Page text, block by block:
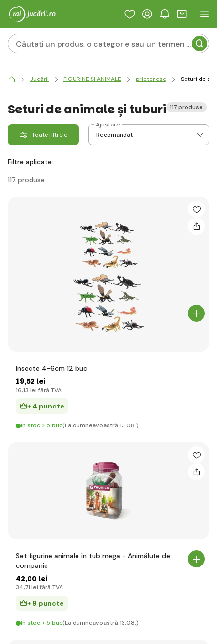
Jucării FIGURINE ȘI ANIMALE prietenesc Seturi de
Seturi de animale și tuburi 117 produse
Toate filtrele
Ajustare
Filtre aplicate:
117 produse
Insecte 4-6cm 12 buc
19,52 lei
16,13 lei fără TVA
+ 4 puncte
În stoc > 5 buc(La dumneavoastră 13.08.)
Set figurine animale în tub mega - Animăluțe de
companie
42,00 lei
34,71 lei fără TVA
+ 9 puncte
În stoc > 5 buc(La dumneavoastră 13.08.)